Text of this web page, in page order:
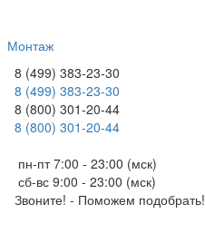
Монтаж
8 (499) 383-23-30
8 (499) 383-23-30
8 (800) 301-20-44
8 (800) 301-20-44
пн-пт 7:00 - 23:00 (мск)
сб-вс 9:00 - 23:00 (мск)
Звоните! - Поможем подобрать!